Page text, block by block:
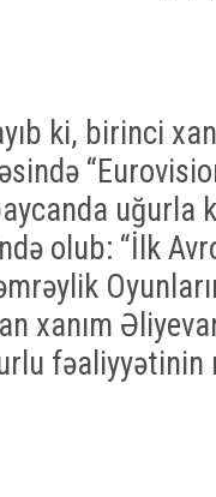
ki, birinci
uğurla
olub: “İlk
xanım
fəaliyyətinin